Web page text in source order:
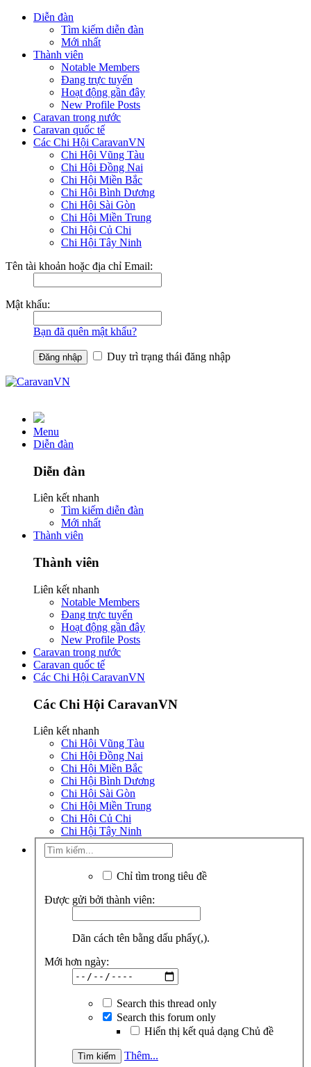
Diễn đàn
Tìm kiếm diễn đàn
Mới nhất
Thành viên
Notable Members
Đang trực tuyến
Hoạt động gần đây
New Profile Posts
Caravan trong nước
Caravan quốc tế
Các Chi Hội CaravanVN
Chi Hội Vũng Tàu
Chi Hội Đồng Nai
Chi Hội Miền Bắc
Chi Hội Bình Dương
Chi Hội Sài Gòn
Chi Hội Miền Trung
Chi Hội Củ Chi
Chi Hội Tây Ninh
Tên tài khoản hoặc địa chỉ Email:
Mật khẩu:
Bạn đã quên mật khẩu?
Duy trì trạng thái đăng nhập
Menu
Diễn đàn
Diễn đàn
Liên kết nhanh
Tìm kiếm diễn đàn
Mới nhất
Thành viên
Thành viên
Liên kết nhanh
Notable Members
Đang trực tuyến
Hoạt động gần đây
New Profile Posts
Caravan trong nước
Caravan quốc tế
Các Chi Hội CaravanVN
Các Chi Hội CaravanVN
Liên kết nhanh
Chi Hội Vũng Tàu
Chi Hội Đồng Nai
Chi Hội Miền Bắc
Chi Hội Bình Dương
Chi Hội Sài Gòn
Chi Hội Miền Trung
Chi Hội Củ Chi
Chi Hội Tây Ninh
Chỉ tìm trong tiêu đề
Được gửi bởi thành viên:
Dãn cách tên bằng dấu phẩy(,).
Mới hơn ngày:
Search this thread only
Search this forum only
Hiển thị kết quả dạng Chủ đề
Thêm...